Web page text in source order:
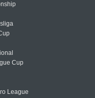
Cup
League